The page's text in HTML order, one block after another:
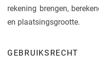
rekening brengen,
en plaatsingsgrootte.
GEBRUIKSRECHT